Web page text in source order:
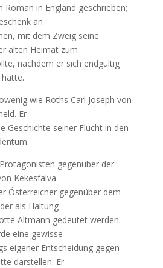
Roman in England geschrieben;
an
mit dem Zweig seine
alten Heimat zum
nachdem er sich endgültig
wie Roths Carl Joseph von
Er
Geschichte seiner Flucht in den
gegenüber der
Kekesfalva
Österreicher gegenüber dem
als Haltung
Altmann gedeutet werden.
eine gewisse
eigener Entscheidung gegen
darstellen: Er